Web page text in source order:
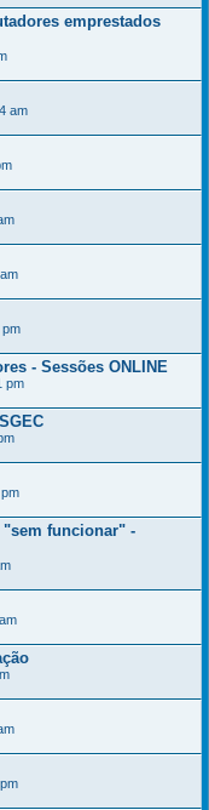
emprestados
am
pm
- Sessões ONLINE
pm
"sem funcionar" -